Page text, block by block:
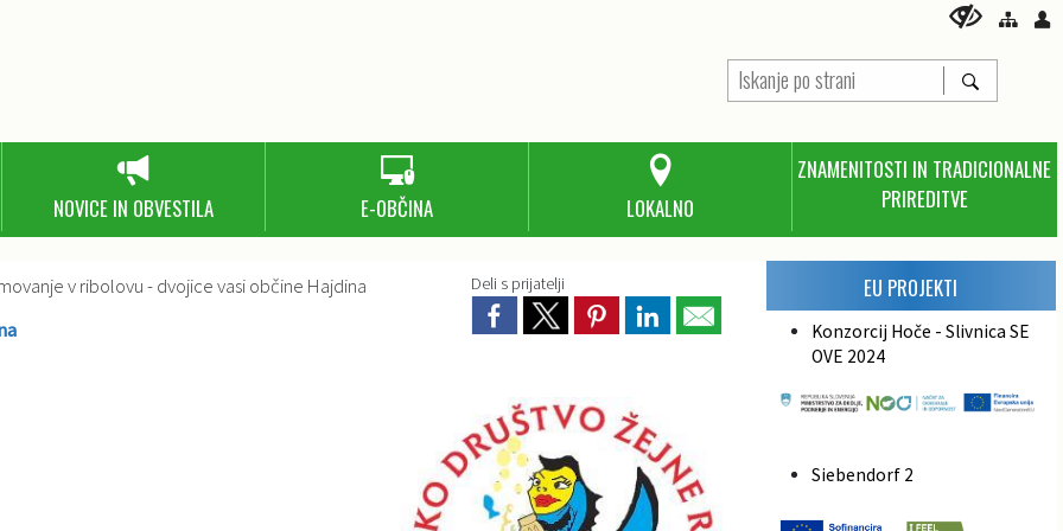
NOVICE IN OBVESTILA E-OBČINA LOKALNO
ZNAMENITOSTI IN TRADICIONALNE
PRIREDITVE
Deli s prijatelji
v ribolovu - dvojice vasi občine Hajdina
EU PROJEKTI
Konzorcij Hoče - Slivnica SE
OVE 2024
Siebendorf 2